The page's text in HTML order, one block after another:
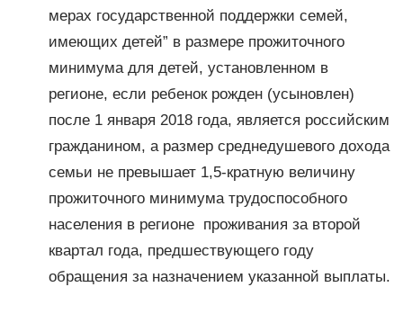
мерах государственной поддержки семей,
имеющих детей” в размере прожиточного
минимума для детей, установленном в
регионе, если ребенок рожден (усыновлен)
после 1 января 2018 года, является российским
гражданином, а размер среднедушевого дохода
семьи не превышает 1,5-кратную величину
прожиточного минимума трудоспособного
населения в регионе проживания за второй
квартал года, предшествующего году
обращения за назначением указанной выплаты.